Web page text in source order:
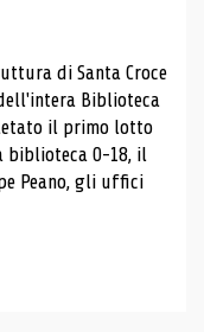
di Santa Croce
Biblioteca
il primo lotto
biblioteca 0-18, il
Peano, gli uffici